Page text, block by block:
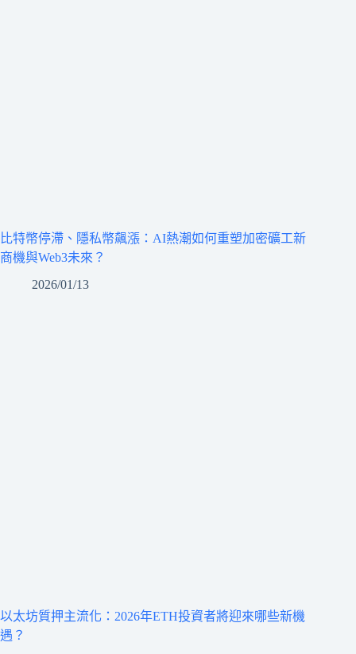
比特幣停滯、隱私幣飆漲：AI熱潮如何重塑加密礦工新
商機與Web3未來？
2026/01/13
以太坊質押主流化：2026年ETH投資者將迎來哪些新機
遇？